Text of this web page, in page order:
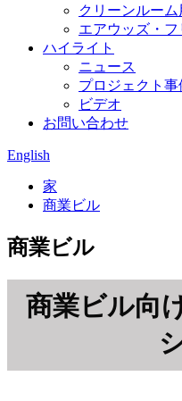
クリーンルーム
エアウッズ・
ハイライト
ニュース
プロジェクト事
ビデオ
お問い合わせ
English
家
商業ビル
商業ビル
商業ビル向